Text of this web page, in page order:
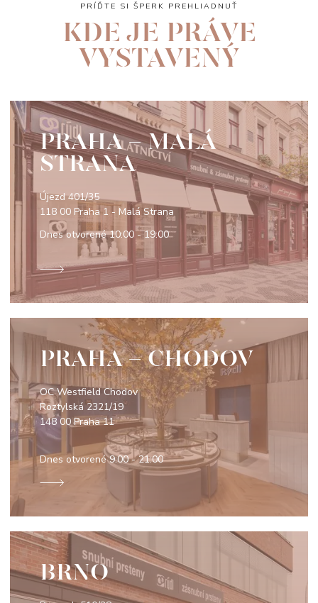
PRÍĎTE SI ŠPERK PREHLIADNUŤ
KDE JE PRÁVE
VYSTAVENÝ
PRAHA - MALÁ
STRANA
Újezd 401/35
118 00 Praha 1 - Malá Strana
Dnes otvorené10:00 - 19:00
PRAHA - CHODOV
OC Westfield Chodov
Roztylská 2321/19
148 00 Praha 11
Dnes otvorené9:00 - 21:00
BRNO